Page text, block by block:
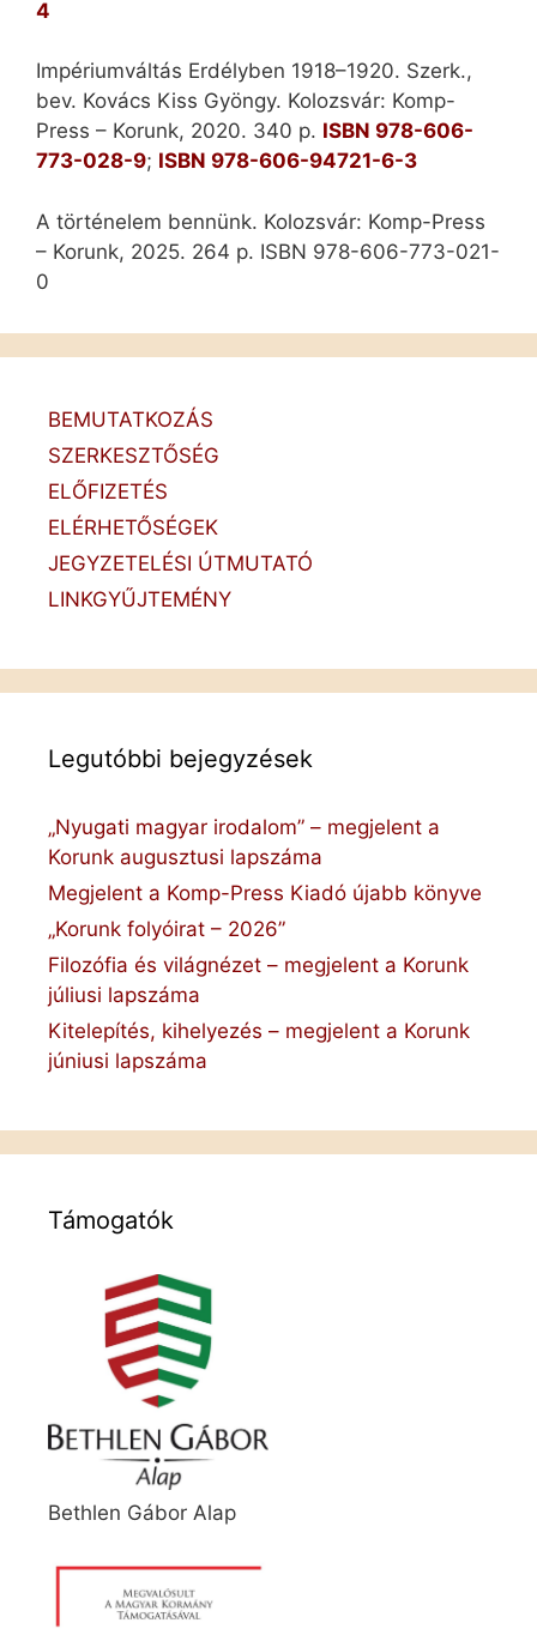
4
Impériumváltás Erdélyben 1918–1920. Szerk.,
bev. Kovács Kiss Gyöngy. Kolozsvár: Komp-
Press – Korunk, 2020. 340 p. ISBN 978-606-
773-028-9; ISBN 978-606-94721-6-3
A történelem bennünk. Kolozsvár: Komp-Press
– Korunk, 2025. 264 p. ISBN 978-606-773-021-
0
BEMUTATKOZÁS
SZERKESZTŐSÉG
ELŐFIZETÉS
ELÉRHETŐSÉGEK
JEGYZETELÉSI ÚTMUTATÓ
LINKGYŰJTEMÉNY
Legutóbbi bejegyzések
„Nyugati magyar irodalom” – megjelent a
Korunk augusztusi lapszáma
Megjelent a Komp-Press Kiadó újabb könyve
„Korunk folyóirat – 2026”
Filozófia és világnézet – megjelent a Korunk
júliusi lapszáma
Kitelepítés, kihelyezés – megjelent a Korunk
júniusi lapszáma
Támogatók
Bethlen Gábor Alap